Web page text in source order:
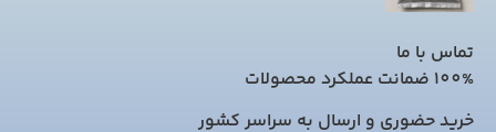
تماس با ما
100% ضمانت عملکرد محصولات
خرید حضوری و ارسال به سراسر کشور